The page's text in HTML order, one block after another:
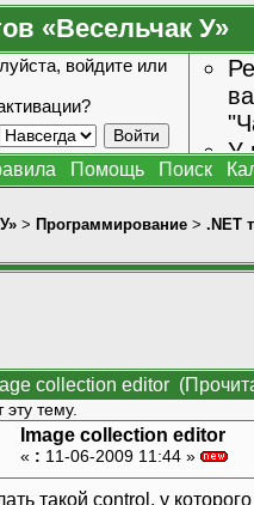
«Весельчак У»
войдите или
У
Помощь Поиск
> Программирование > .NET
collection editor
тему.
Image collection editor
« : 11-06-2009 11:44 »
такой control, у